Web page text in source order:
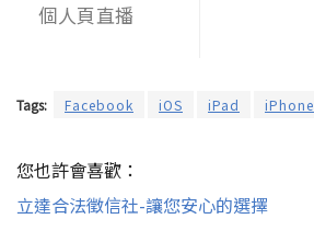
個人頁直播
Tags: Facebook iOS iPad iPhone
您也許會喜歡：
立達合法徵信社-讓您安心的選擇